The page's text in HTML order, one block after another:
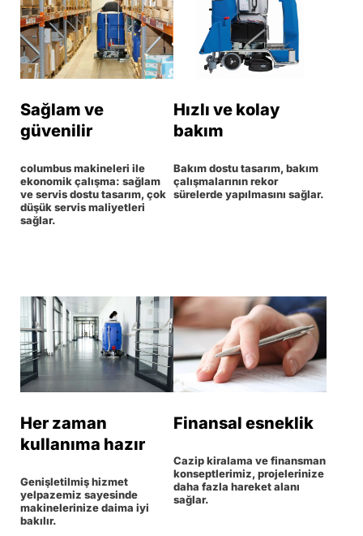
Sağlam ve
güvenilir
columbus makineleri ile
ekonomik çalışma: sağlam
ve servis dostu tasarım, çok
düşük servis maliyetleri
sağlar.
Hızlı ve kolay
bakım
Bakım dostu tasarım, bakım
çalışmalarının rekor
sürelerde yapılmasını sağlar.
Her zaman
kullanıma hazır
Genişletilmiş hizmet
yelpazemiz sayesinde
makinelerinize daima iyi
bakılır.
Finansal esneklik
Cazip kiralama ve finansman
konseptlerimiz, projelerinize
daha fazla hareket alanı
sağlar.